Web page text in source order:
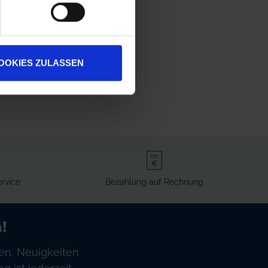
ZULASSEN
Bezahlung auf Rechnung
Neuigkeiten